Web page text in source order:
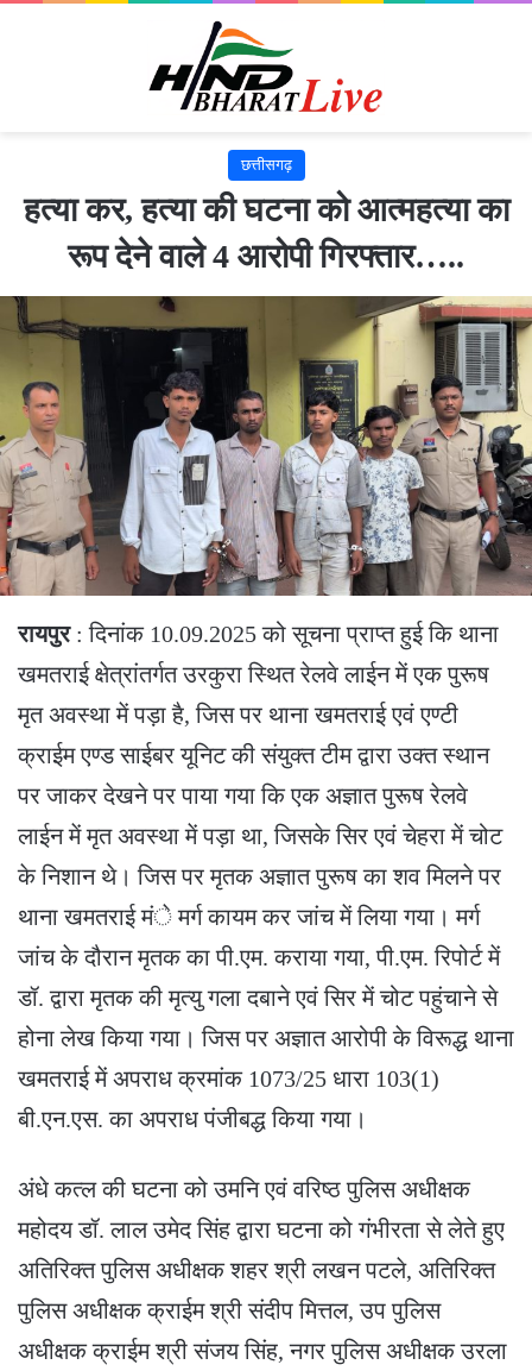
छत्तीसगढ़
हत्या कर, हत्या की घटना को आत्महत्या का
रूप देने वाले 4 आरोपी गिरफ्तार…..
रायपुर: दिनांक 10.09.2025 को सूचना प्राप्त हुई कि थाना
खमतराई क्षेत्रांतर्गत उरकुरा स्थित रेलवे लाईन में एक पुरूष
मृत अवस्था में पड़ा है, जिस पर थाना खमतराई एवं एण्टी
क्राईम एण्ड साईबर यूनिट की संयुक्त टीम द्वारा उक्त स्थान
पर जाकर देखने पर पाया गया कि एक अज्ञात पुरूष रेलवे
लाईन में मृत अवस्था में पड़ा था, जिसके सिर एवं चेहरा में चोट
के निशान थे। जिस पर मृतक अज्ञात पुरूष का शव मिलने पर
थाना खमतराई मंे मर्ग कायम कर जांच में लिया गया। मर्ग
जांच के दौरान मृतक का पी.एम. कराया गया, पी.एम. रिपोर्ट में
डॉ. द्वारा मृतक की मृत्यु गला दबाने एवं सिर में चोट पहुंचाने से
होना लेख किया गया। जिस पर अज्ञात आरोपी के विरूद्ध थाना
खमतराई में अपराध क्रमांक 1073/25 धारा 103(1)
बी.एन.एस. का अपराध पंजीबद्ध किया गया।
अंधे कत्ल की घटना को उमनि एवं वरिष्ठ पुलिस अधीक्षक
महोदय डॉ. लाल उमेद सिंह द्वारा घटना को गंभीरता से लेते हुए
अतिरिक्त पुलिस अधीक्षक शहर श्री लखन पटले, अतिरिक्त
पुलिस अधीक्षक क्राईम श्री संदीप मित्तल, उप पुलिस
अधीक्षक क्राईम श्री संजय सिंह, नगर पुलिस अधीक्षक उरला